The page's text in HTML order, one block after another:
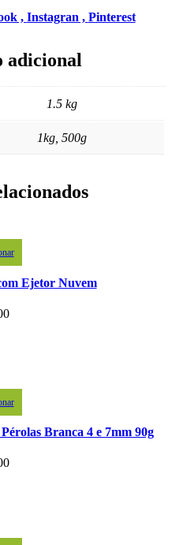
, Instagran , Pinterest
adicional
1.5 kg
1kg, 500g
Ejetor Nuvem
Branca 4 e 7mm 90g